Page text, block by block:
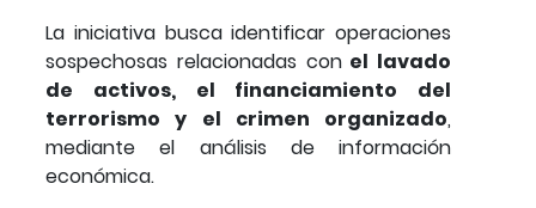
La iniciativa busca identificar operaciones
sospechosas relacionadas conel lavado
de activos, el financiamiento del
terrorismo y el crimen organizado,
mediante el análisis de información
económica.